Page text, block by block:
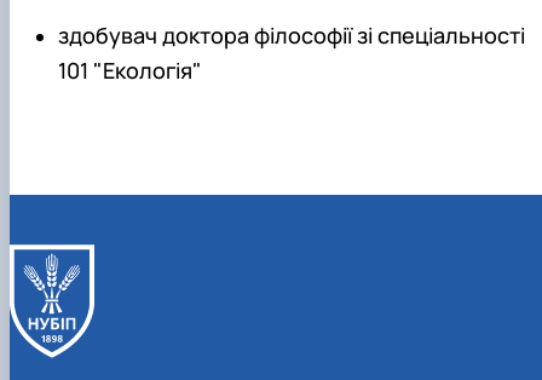
здобувач доктора філософії зі спеціальності
101 "Екологія"